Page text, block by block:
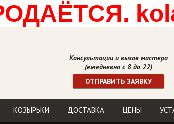
Консультации и вызов мастера
(ежедневно с 8 до 22)
ОТПРАВИТЬ ЗАЯВКУ
КОЗЫРЬКИ ДОСТАВКА ЦЕНЫ